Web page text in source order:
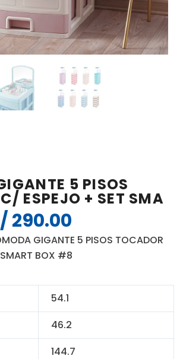
5 PISOS
ESPEJO + SET SMA
410.00.
290.00
precio
actual
S/ 290.00.
GIGANTE 5 PISOS TOCADOR
BOX #8
54.1
46.2
144.7